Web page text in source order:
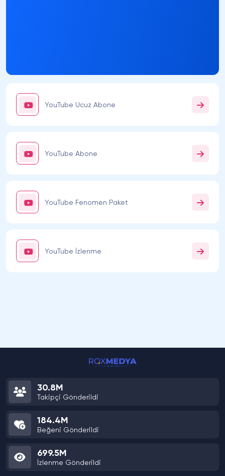
YouTube Ucuz Abone
YouTube Abone
YouTube Fenomen Paket
YouTube İzlenme
30.8M
Takipçi Gönderildi
184.4M
Beğeni Gönderildi
699.5M
İzlenme Gönderildi